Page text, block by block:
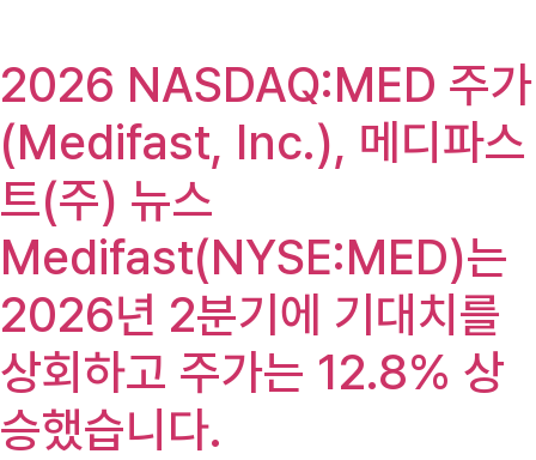
2026 NASDAQ:MED 주가
(Medifast, Inc.), 메디파스
트(주) 뉴스
Medifast(NYSE:MED)는
2026년 2분기에 기대치를
상회하고 주가는 12.8% 상
승했습니다.